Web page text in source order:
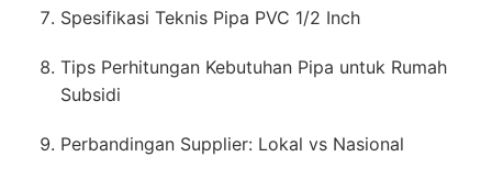
Spesifikasi Teknis Pipa PVC 1/2 Inch
Tips Perhitungan Kebutuhan Pipa untuk Rumah
Subsidi
Perbandingan Supplier: Lokal vs Nasional